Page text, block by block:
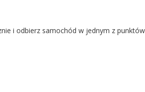
i odbierz samochód w jednym z